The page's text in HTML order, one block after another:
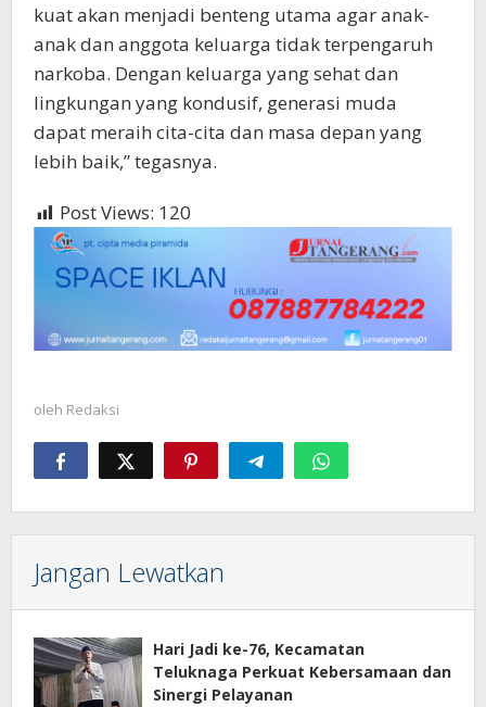
kuat akan menjadi benteng utama agar anak-
anak dan anggota keluarga tidak terpengaruh
narkoba. Dengan keluarga yang sehat dan
lingkungan yang kondusif, generasi muda
dapat meraih cita-cita dan masa depan yang
lebih baik,” tegasnya.
Post Views: 120
oleh Redaksi
Jangan Lewatkan
Hari Jadi ke-76, Kecamatan
Teluknaga Perkuat Kebersamaan dan
Sinergi Pelayanan